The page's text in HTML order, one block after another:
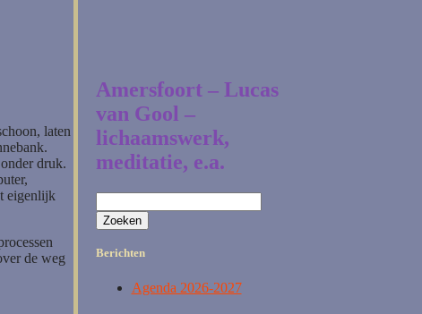
laten
druk.
eigenlijk
de weg
Amersfoort – Lucas
van Gool –
lichaamswerk,
meditatie, e.a.
naar:
Berichten
Agenda 2026-2027